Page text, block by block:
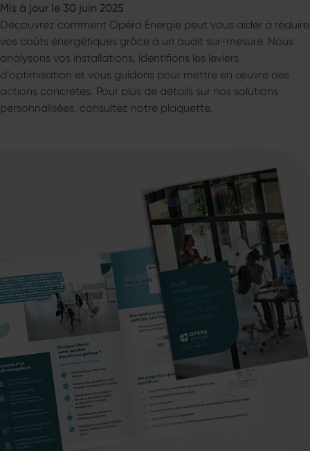
Mis à jour le 30 juin 2025
Découvrez comment Opéra Énergie peut vous aider à réduire
vos coûts énergétiques grâce à un audit sur-mesure. Nous
analysons vos installations, identifions les leviers
d’optimisation et vous guidons pour mettre en œuvre des
actions concrètes. Pour plus de détails sur nos solutions
personnalisées, consultez notre plaquette.